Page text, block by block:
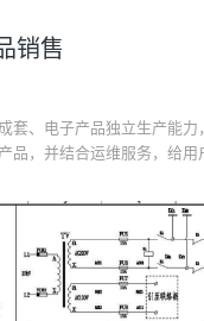
销售
套、电子产品独立生产能
品，并结合运维服务，给